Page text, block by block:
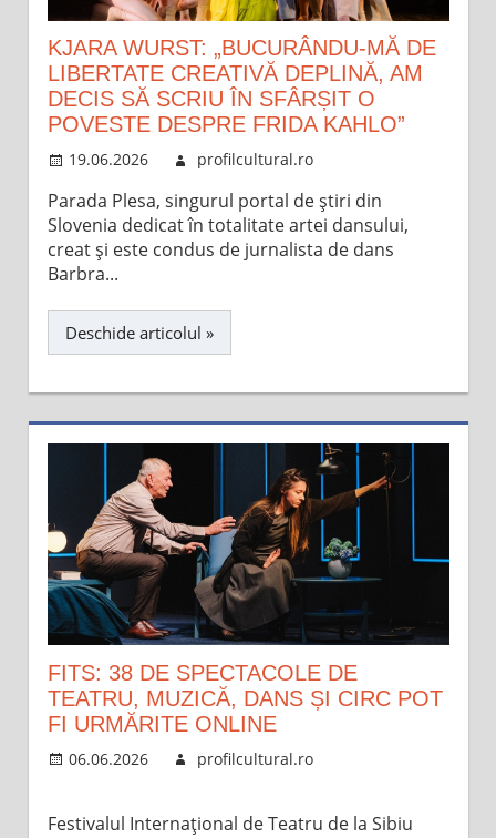
KJARA WURST: „BUCURÂNDU-MĂ DE
LIBERTATE CREATIVĂ DEPLINĂ, AM
DECIS SĂ SCRIU ÎN SFÂRȘIT O
POVESTE DESPRE FRIDA KAHLO”
19.06.2026 profilcultural.ro
Parada Plesa, singurul portal de știri din
Slovenia dedicat în totalitate artei dansului,
creat și este condus de jurnalista de dans
Barbra...
Deschide articolul »
FITS: 38 DE SPECTACOLE DE
TEATRU, MUZICĂ, DANS ȘI CIRC POT
FI URMĂRITE ONLINE
06.06.2026 profilcultural.ro
Festivalul Internațional de Teatru de la Sibiu